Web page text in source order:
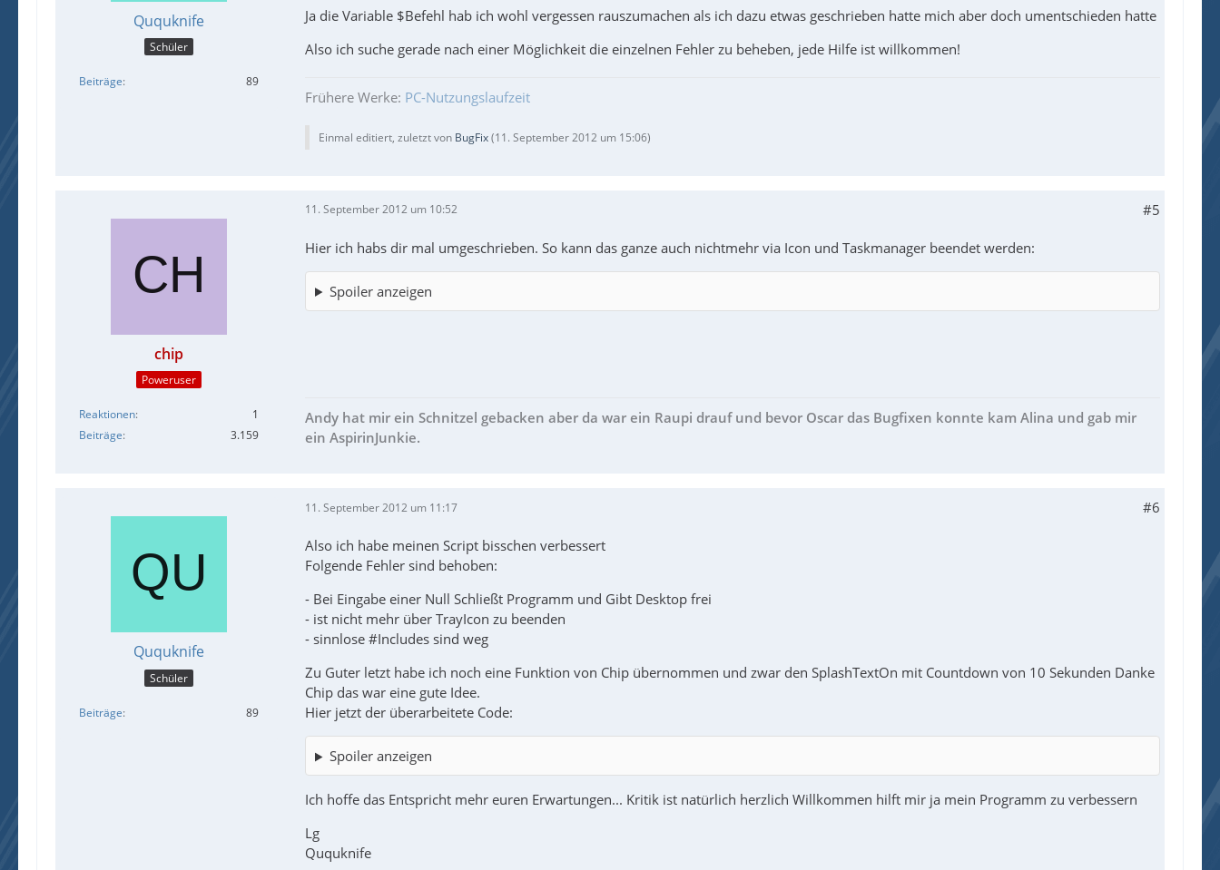
Ququknife
Schüler
Beiträge 89
Ja die Variable $Befehl hab ich wohl vergessen rauszumachen als ich dazu etwas geschrieben hatte mich aber doch umentschieden hatte
Also ich suche gerade nach einer Möglichkeit die einzelnen Fehler zu beheben, jede Hilfe ist willkommen!
Frühere Werke: PC-Nutzungslaufzeit
Einmal editiert, zuletzt von BugFix(11. September 2012 um 15:06)
chip
Poweruser
Reaktionen
1
Beiträge
3.159
11. September 2012 um 10:52 #5
Hier ich habs dir mal umgeschrieben. So kann das ganze auch nichtmehr via Icon und Taskmanager beendet werden:
Spoiler anzeigen
Andy hat mir ein Schnitzel gebacken aber da war ein Raupi drauf und bevor Oscar das Bugfixen konnte kam Alina und gab mir
ein AspirinJunkie.
Ququknife
Schüler
Beiträge 89
11. September 2012 um 11:17 #6
Also ich habe meinen Script bisschen verbessert
Folgende Fehler sind behoben:
- Bei Eingabe einer Null Schließt Programm und Gibt Desktop frei
- ist nicht mehr über TrayIcon zu beenden
- sinnlose #Includes sind weg
Zu Guter letzt habe ich noch eine Funktion von Chip übernommen und zwar den SplashTextOn mit Countdown von 10 Sekunden Danke
Chip das war eine gute Idee.
Hier jetzt der überarbeitete Code:
Spoiler anzeigen
Ich hoffe das Entspricht mehr euren Erwartungen... Kritik ist natürlich herzlich Willkommen hilft mir ja mein Programm zu verbessern
Lg
Ququknife